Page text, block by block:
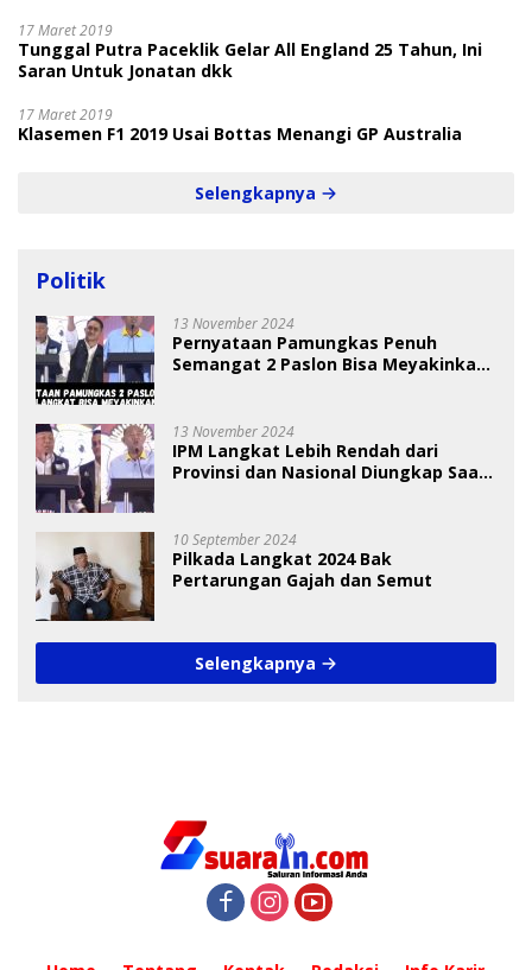
17 Maret 2019
Tunggal Putra Paceklik Gelar All England 25 Tahun, Ini
Saran Untuk Jonatan dkk
17 Maret 2019
Klasemen F1 2019 Usai Bottas Menangi GP Australia
Selengkapnya
Politik
13 November 2024
Pernyataan Pamungkas Penuh
Semangat 2 Paslon Bisa Meyakinkan
13 November 2024
IPM Langkat Lebih Rendah dari
Provinsi dan Nasional Diungkap Saat
10 September 2024
Pilkada Langkat 2024 Bak
Pertarungan Gajah dan Semut
Selengkapnya